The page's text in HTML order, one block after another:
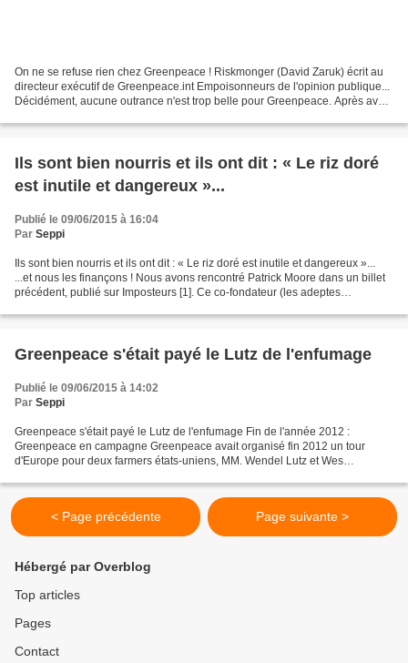
On ne se refuse rien chez Greenpeace ! Riskmonger (David Zaruk) écrit au
directeur exécutif de Greenpeace.int Empoisonneurs de l'opinion publique...
Décidément, aucune outrance n'est trop belle pour Greenpeace. Après avoir
Ils sont bien nourris et ils ont dit : « Le riz doré
est inutile et dangereux »...
Publié le 09/06/2015 à 16:04
Par Seppi
Ils sont bien nourris et ils ont dit : « Le riz doré est inutile et dangereux »...
...et nous les finançons ! Nous avons rencontré Patrick Moore dans un billet
précédent, publié sur Imposteurs [1]. Ce co-fondateur (les adeptes
Greenpeace s'était payé le Lutz de l'enfumage
Publié le 09/06/2015 à 14:02
Par Seppi
Greenpeace s'était payé le Lutz de l'enfumage Fin de l'année 2012 :
Greenpeace en campagne Greenpeace avait organisé fin 2012 un tour
d'Europe pour deux farmers états-uniens, MM. Wendel Lutz et Wes
< Page précédente Page suivante >
Hébergé par Overblog
Top articles
Pages
Contact